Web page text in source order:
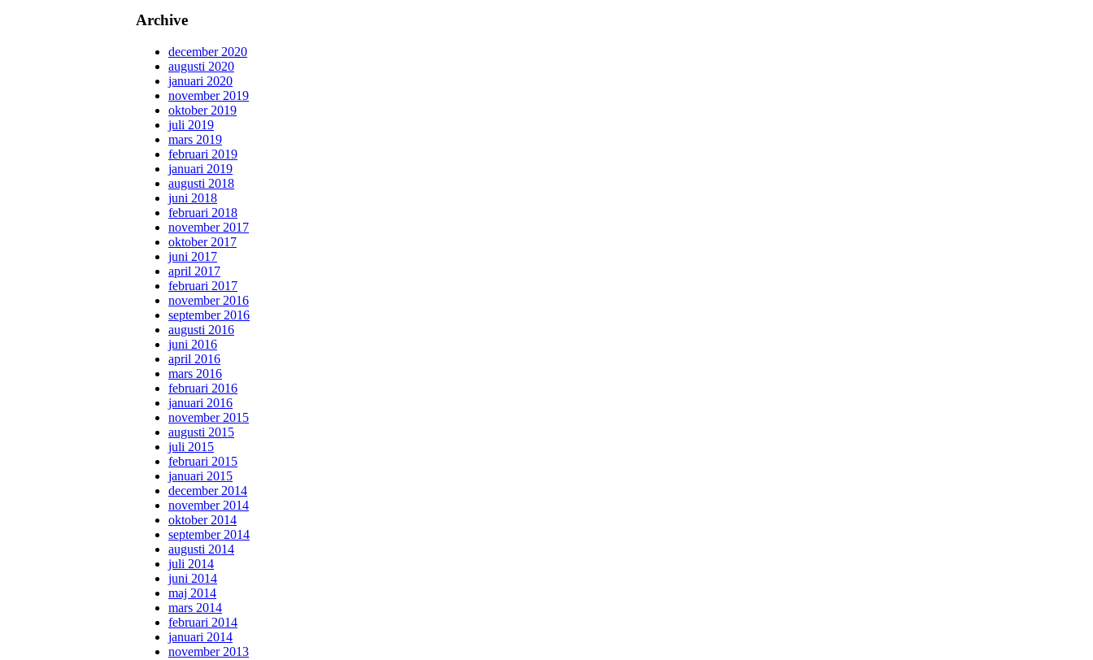
Archive
december 2020
augusti 2020
januari 2020
november 2019
oktober 2019
juli 2019
mars 2019
februari 2019
januari 2019
augusti 2018
juni 2018
februari 2018
november 2017
oktober 2017
juni 2017
april 2017
februari 2017
november 2016
september 2016
augusti 2016
juni 2016
april 2016
mars 2016
februari 2016
januari 2016
november 2015
augusti 2015
juli 2015
februari 2015
januari 2015
december 2014
november 2014
oktober 2014
september 2014
augusti 2014
juli 2014
juni 2014
maj 2014
mars 2014
februari 2014
januari 2014
november 2013